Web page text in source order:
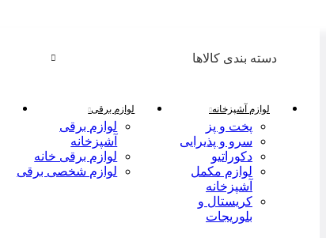
دسته بندی کالاها
لوازم آشپزخانه
پخت و پز
سرو و پذیرایی
دکوراتیو
لوازم مکمل
آشپزخانه
کریستال و
بلوریجات
لوازم برقی
لوازم برقی
آشپزخانه
لوازم برقی خانه
لوازم شخصی برقی